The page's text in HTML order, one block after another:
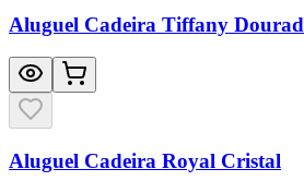
Aluguel Cadeira Tiffany
Aluguel Cadeira Royal Cristal